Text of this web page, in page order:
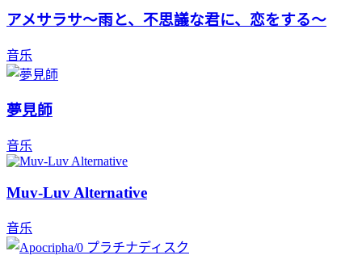
アメサラサ～雨と、不思議な君に、恋をする～
音乐
夢見師
音乐
Muv-Luv Alternative
音乐